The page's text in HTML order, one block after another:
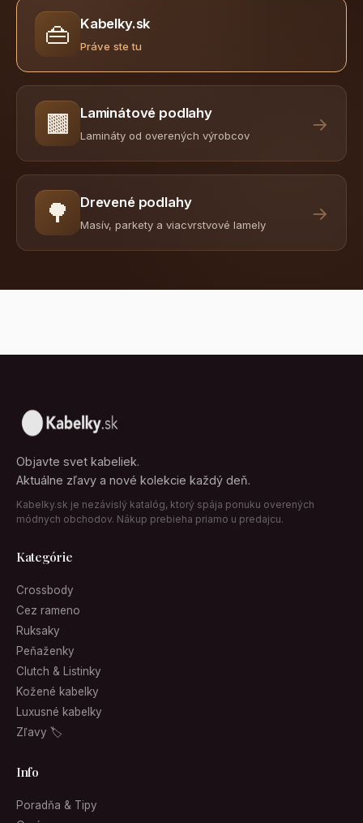
👜 Kabelky.sk
Práve ste tu
🟫 Laminátové podlahy
Lamináty od overených výrobcov
→
🌳 Drevené podlahy
Masív, parkety a viacvrstvové lamely
→
Objavte svet kabeliek.
Aktuálne zľavy a nové kolekcie každý deň.
Kabelky.sk je nezávislý katalóg, ktorý spája ponuku overených
módnych obchodov. Nákup prebieha priamo u predajcu.
Kategórie
Crossbody
Cez rameno
Ruksaky
Peňaženky
Clutch & Listinky
Kožené kabelky
Luxusné kabelky
Zľavy 🏷
Info
Poradňa & Tipy